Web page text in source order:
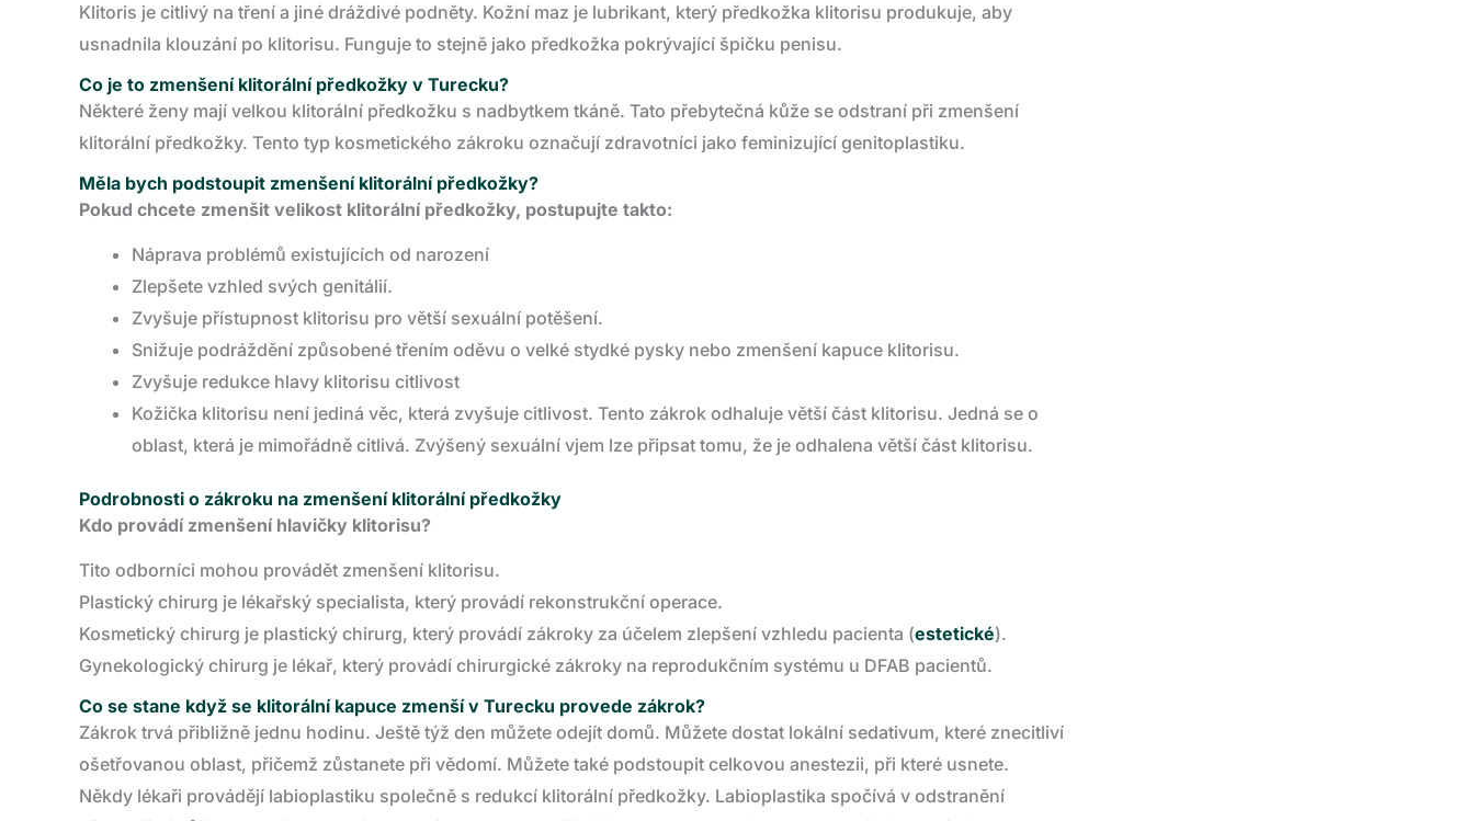
Klitoris je citlivý na tření a jiné dráždivé podněty. Kožní maz je lubrikant, který předkožka klitorisu produkuje, aby
usnadnila klouzání po klitorisu. Funguje to stejně jako předkožka pokrývající špičku penisu.
Co je to zmenšení klitorální předkožky v Turecku?
Některé ženy mají velkou klitorální předkožku s nadbytkem tkáně. Tato přebytečná kůže se odstraní při zmenšení
klitorální předkožky. Tento typ kosmetického zákroku označují zdravotníci jako feminizující genitoplastiku.
Měla bych podstoupit zmenšení klitorální předkožky?
Pokud chcete zmenšit velikost klitorální předkožky, postupujte takto:
Náprava problémů existujících od narození
Zlepšete vzhled svých genitálií.
Zvyšuje přístupnost klitorisu pro větší sexuální potěšení.
Snižuje podráždění způsobené třením oděvu o velké stydké pysky nebo zmenšení kapuce klitorisu.
Zvyšuje redukce hlavy klitorisu citlivost
Kožička klitorisu není jediná věc, která zvyšuje citlivost. Tento zákrok odhaluje větší část klitorisu. Jedná se o
oblast, která je mimořádně citlivá. Zvýšený sexuální vjem lze připsat tomu, že je odhalena větší část klitorisu.
Podrobnosti o zákroku na zmenšení klitorální předkožky
Kdo provádí zmenšení hlavičky klitorisu?
Tito odborníci mohou provádět zmenšení klitorisu.
Plastický chirurg je lékařský specialista, který provádí rekonstrukční operace.
Kosmetický chirurg je plastický chirurg, který provádí zákroky za účelem zlepšení vzhledu pacienta (estetické).
Gynekologický chirurg je lékař, který provádí chirurgické zákroky na reprodukčním systému u DFAB pacientů.
Co se stane když se klitorální kapuce zmenší v Turecku provede zákrok?
Zákrok trvá přibližně jednu hodinu. Ještě týž den můžete odejít domů. Můžete dostat lokální sedativum, které znecitliví
ošetřovanou oblast, přičemž zůstanete při vědomí. Můžete také podstoupit celkovou anestezii, při které usnete.
Někdy lékaři provádějí labioplastiku společně s redukcí klitorální předkožky. Labioplastika spočívá v odstranění